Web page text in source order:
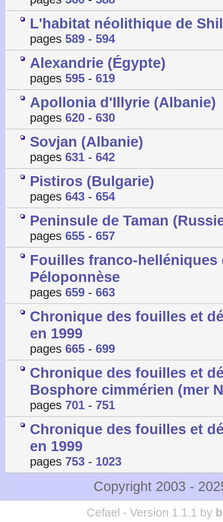
L'habitat néolithique de
pages 589 - 594
Alexandrie (Égypte)
pages 595 - 619
Apollonia d'Illyrie (Albanie)
pages 620 - 630
Sovjan (Albanie)
pages 631 - 642
Pistiros (Bulgarie)
pages 643 - 654
Peninsule de Taman
pages 655 - 657
Fouilles franco-
Péloponnèse
pages 659 - 663
Chronique des fouilles et
en 1999
pages 665 - 699
Chronique des fouilles et
Bosphore cimmérien (mer
pages 701 - 751
Chronique des fouilles et
en 1999
pages 753 - 1023
Copyright 2003 -
Cefael - Version 1.1.1 by